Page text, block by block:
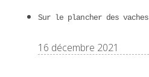
Sur le plancher des vaches
16 décembre 2021